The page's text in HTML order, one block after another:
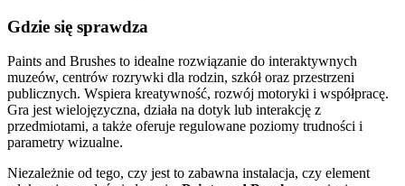
Gdzie się sprawdza
Paints and Brushes to idealne rozwiązanie do interaktywnych
muzeów, centrów rozrywki dla rodzin, szkół oraz przestrzeni
publicznych. Wspiera kreatywność, rozwój motoryki i współpracę.
Gra jest wielojęzyczna, działa na dotyk lub interakcję z
przedmiotami, a także oferuje regulowane poziomy trudności i
parametry wizualne.
Niezależnie od tego, czy jest to zabawna instalacja, czy element